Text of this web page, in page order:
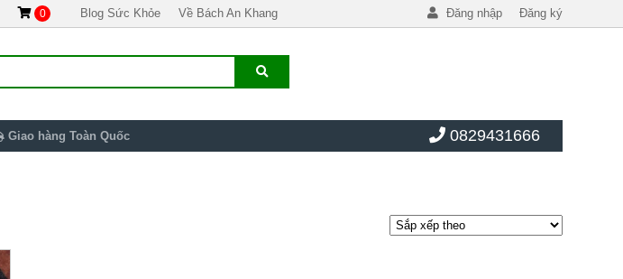
0 Blog Sức Khỏe Về Bách An Khang Đăng nhập Đăng ký
Giao hàng Toàn Quốc 0829431666